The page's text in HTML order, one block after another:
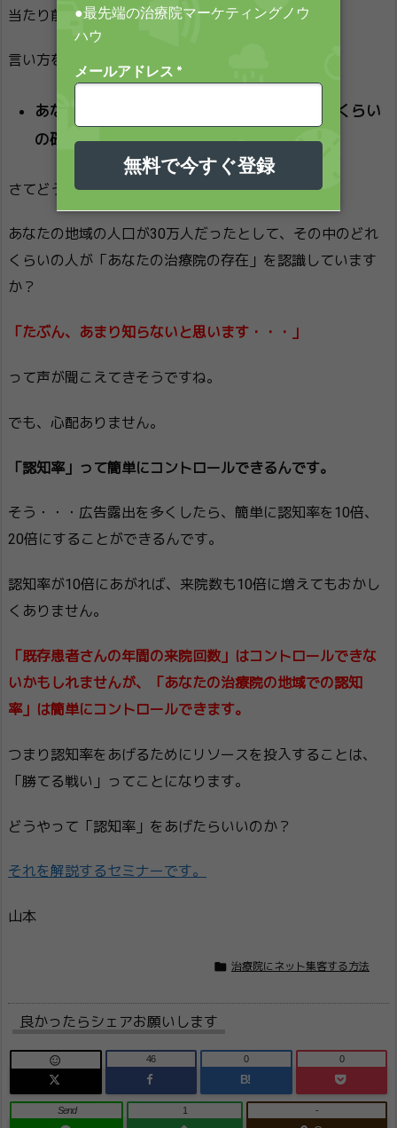
当たり前の話です。
言い方を変えましょう。
あなたの治療院の存在は、地域の人からどれくらい
の確率で知られてますか？
さてどうでしょうか？
あなたの地域の人口が30万人だったとして、その中のどれ
くらいの人が「あなたの治療院の存在」を認識しています
か？
「たぶん、あまり知らないと思います・・・」
って声が聞こえてきそうですね。
でも、心配ありません。
「認知率」って簡単にコントロールできるんです。
そう・・・広告露出を多くしたら、簡単に認知率を10倍、
20倍にすることができるんです。
認知率が10倍にあがれば、来院数も10倍に増えてもおかし
くありません。
「既存患者さんの年間の来院回数」はコントロールできな
いかもしれませんが、「あなたの治療院の地域での認知
率」は簡単にコントロールできます。
つまり認知率をあげるためにリソースを投入することは、
「勝てる戦い」ってことになります。
どうやって「認知率」をあげたらいいのか？
それを解説するセミナーです。
山本
 治療院にネット集客する方法
良かったらシェアお願いします
 46
B!
0 0
Send 1 -